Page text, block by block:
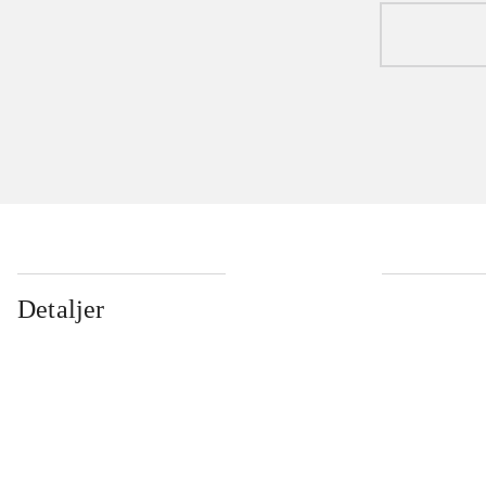
Detaljer